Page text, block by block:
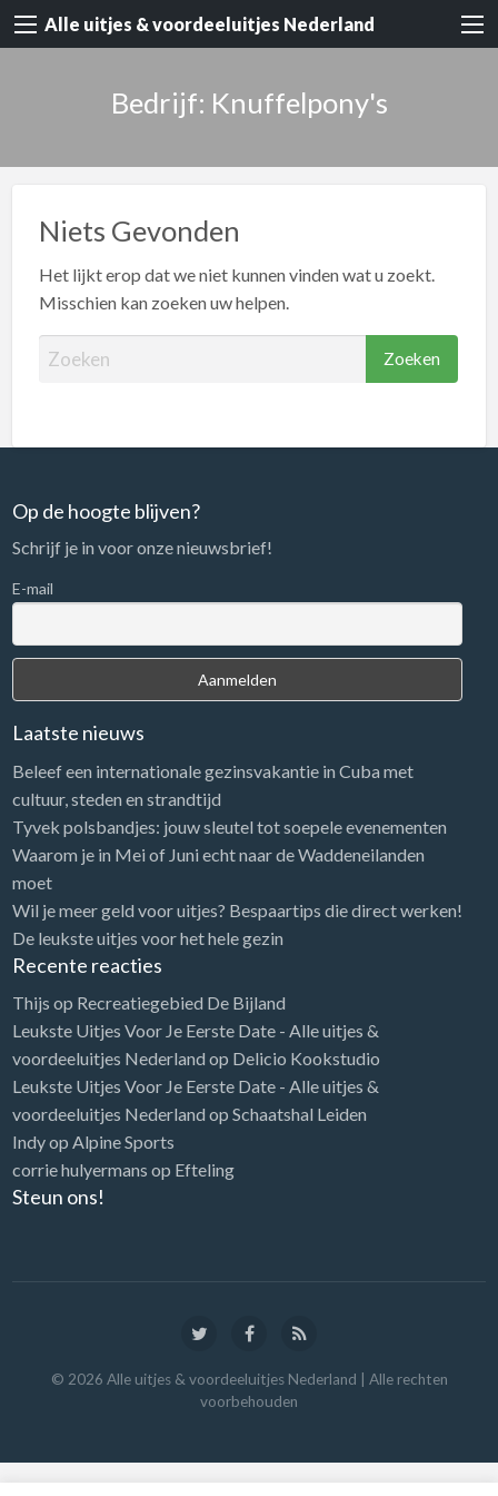
Alle uitjes & voordeeluitjes Nederland
Bedrijf: Knuffelpony's
Niets Gevonden
Het lijkt erop dat we niet kunnen vinden wat u zoekt.
Misschien kan zoeken uw helpen.
e
n
a
r
Op de hoogte blijven?
Schrijf je in voor onze nieuwsbrief!
E-mail
Laatste nieuws
Beleef een internationale gezinsvakantie in Cuba met
cultuur, steden en strandtijd
Tyvek polsbandjes: jouw sleutel tot soepele evenementen
Waarom je in Mei of Juni echt naar de Waddeneilanden
moet
Wil je meer geld voor uitjes? Bespaartips die direct werken!
De leukste uitjes voor het hele gezin
Recente reacties
Thijs op Recreatiegebied De Bijland
Leukste Uitjes Voor Je Eerste Date - Alle uitjes &
voordeeluitjes Nederland op Delicio Kookstudio
Leukste Uitjes Voor Je Eerste Date - Alle uitjes &
voordeeluitjes Nederland op Schaatshal Leiden
Indyop Alpine Sports
corrie hulyermans op Efteling
Steun ons!
© 2026 Alle uitjes & voordeeluitjes Nederland | Alle rechten
voorbehouden